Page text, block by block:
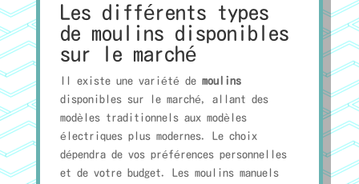
Les différents types
de moulins disponibles
sur le marché
Il existe une variété de moulins
disponibles sur le marché, allant des
modèles traditionnels aux modèles
électriques plus modernes. Le choix
dépendra de vos préférences personnelles
et de votre budget. Les moulins manuels